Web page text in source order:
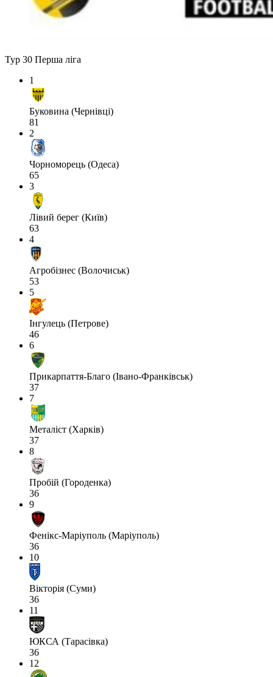
Тур 30 Перша ліга
1
Буковина (Чернівці)
81
2
Чорноморець (Одеса)
65
3
Лівий берег (Київ)
63
4
Агробізнес (Волочиськ)
53
5
Інгулець (Петрове)
46
6
Прикарпаття-Благо (Івано-Франківськ)
37
7
Металіст (Харків)
37
8
Пробій (Городенка)
36
9
Фенікс-Маріуполь (Маріуполь)
36
10
Вікторія (Суми)
36
11
ЮКСА (Тарасівка)
36
12